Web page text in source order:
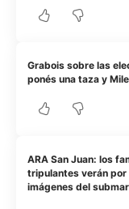
Grabois sobre las
ponés una taza y
ARA San Juan: los
tripulantes verán
imágenes del